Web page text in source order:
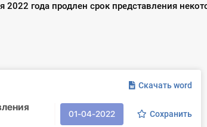
2022 года продлен срок представления
Скачать word
01-04-2022 Сохранить